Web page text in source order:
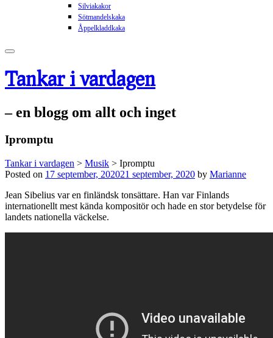
Silviakakor
Sötmandelskaka
Åppelkladdkaka
Tankar i vardagen
– en blogg om allt och inget
Ipromptu
Tankar i vardagen > Musik > Ipromptu
Posted on 17 september, 202021 september, 2020 by Marianne
Jean Sibelius var en finländsk tonsättare. Han var Finlands
internationellt mest kända kompositör och hade en stor betydelse för
landets nationella väckelse.